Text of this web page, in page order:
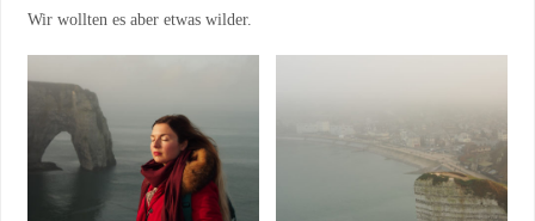
Wir wollten es aber etwas wilder.